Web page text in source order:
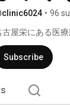
• 96
古屋栄にある医
Subscribe